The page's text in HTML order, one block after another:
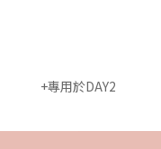
+專用於DAY2